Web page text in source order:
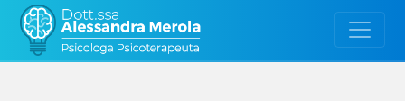
Salta al contenuto